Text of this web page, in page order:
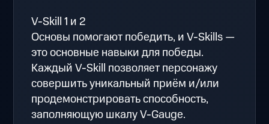
V-Skill 1 и 2
Основы помогают победить, и V-Skills —
это основные навыки для победы.
Каждый V-Skill позволяет персонажу
совершить уникальный приём и/или
продемонстрировать способность,
заполняющую шкалу V-Gauge.